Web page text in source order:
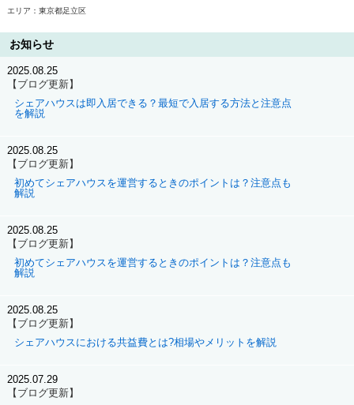
エリア：東京都足立区
お知らせ
2025.08.25
【ブログ更新】
シェアハウスは即入居できる？最短で入居する方法と注意点
を解説
2025.08.25
【ブログ更新】
初めてシェアハウスを運営するときのポイントは？注意点も
解説
2025.08.25
【ブログ更新】
初めてシェアハウスを運営するときのポイントは？注意点も
解説
2025.08.25
【ブログ更新】
シェアハウスにおける共益費とは?相場やメリットを解説
2025.07.29
【ブログ更新】